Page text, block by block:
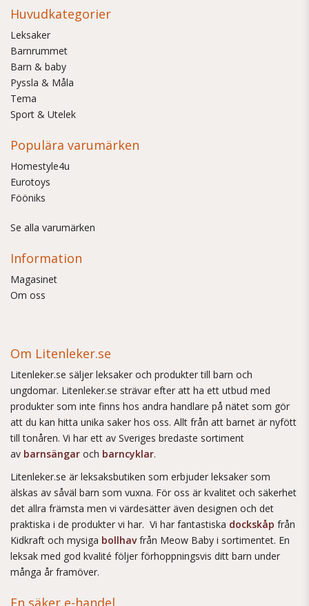
Huvudkategorier
Leksaker
Barnrummet
Barn & baby
Pyssla & Måla
Tema
Sport & Utelek
Populära varumärken
Homestyle4u
Eurotoys
Fööniks
Se alla varumärken
Information
Magasinet
Om oss
Om Litenleker.se
Litenleker.se säljer leksaker och produkter till barn och
ungdomar. Litenleker.se strävar efter att ha ett utbud med
produkter som inte finns hos andra handlare på nätet som gör
att du kan hitta unika saker hos oss. Allt från att barnet är nyfött
till tonåren. Vi har ett av Sveriges bredaste sortiment
av barnsängar och barncyklar.
Litenleker.se är leksaksbutiken som erbjuder leksaker som
älskas av såväl barn som vuxna. För oss är kvalitet och säkerhet
det allra främsta men vi värdesätter även designen och det
praktiska i de produkter vi har. Vi har fantastiska dockskåp från
Kidkraft och mysiga bollhavfrån Meow Baby i sortimentet. En
leksak med god kvalité följer förhoppningsvis ditt barn under
många år framöver.
En säker e-handel